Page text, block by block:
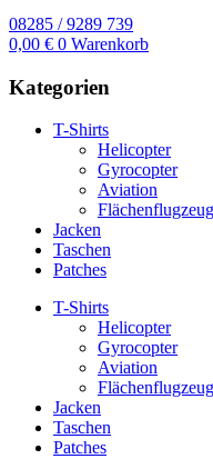
08285 / 9289 739
0,00 € 0 Warenkorb
Kategorien
T-Shirts
Helicopter
Gyrocopter
Aviation
Jacken
Taschen
Patches
T-Shirts
Helicopter
Gyrocopter
Aviation
Jacken
Taschen
Patches